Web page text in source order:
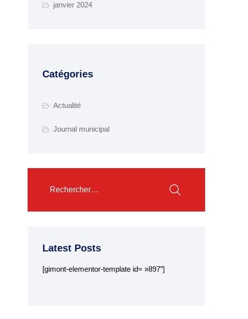
janvier 2024
Catégories
Actualité
Journal municipal
Latest Posts
[gimont-elementor-template id= »897″]